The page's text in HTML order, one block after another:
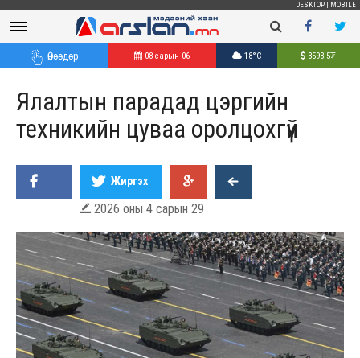
DESKTOP MOBILE
Өнөөдөр 08 сарын 06 18°C 3593.5₮
Ялалтын парадад цэргийн
техникийн цуваа оролцохгүй
Жиргэх
 2026 оны 4 сарын 29